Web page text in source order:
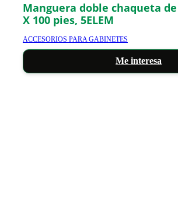
Manguera doble chaqueta de
X 100 pies, 5ELEM
ACCESORIOS PARA GABINETES
Me interesa